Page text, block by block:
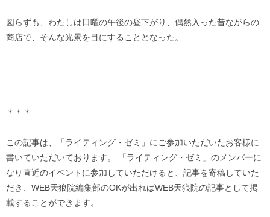
図らずも、わたしは日曜の午後の昼下がり、偶然入った昔ながらの
商店で、そんな光景を目にすることとなった。
＊＊＊
この記事は、「ライティング・ゼミ」にご参加いただいたお客様に
書いていただいております。 「ライティング・ゼミ」のメンバーに
なり直近のイベントに参加していただけると、記事を寄稿していた
だき、WEB天狼院編集部のOKが出ればWEB天狼院の記事として掲
載することができます。